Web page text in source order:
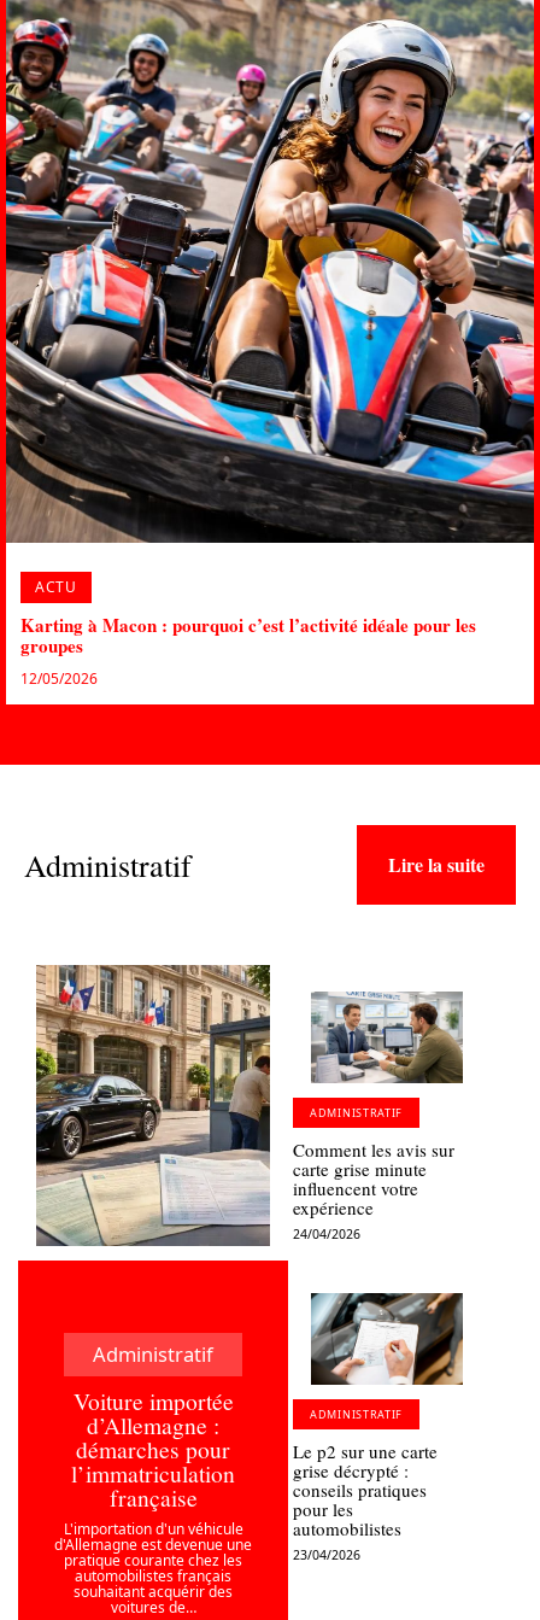
ACTU
Karting à Macon : pourquoi c’est l’activité idéale pour les
groupes
12/05/2026
Administratif Lire la suite
Administratif
Voiture importée
d’Allemagne :
démarches pour
l’immatriculation
française
L'importation d'un véhicule
d'Allemagne est devenue une
pratique courante chez les
automobilistes français
souhaitant acquérir des
voitures de…
ADMINISTRATIF
Comment les avis sur
carte grise minute
influencent votre
expérience
24/04/2026
ADMINISTRATIF
Le p2 sur une carte
grise décrypté :
conseils pratiques
pour les
automobilistes
23/04/2026